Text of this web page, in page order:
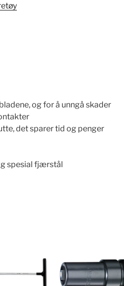
og for å unngå skader
det sparer tid og penger
spesial fjærstål